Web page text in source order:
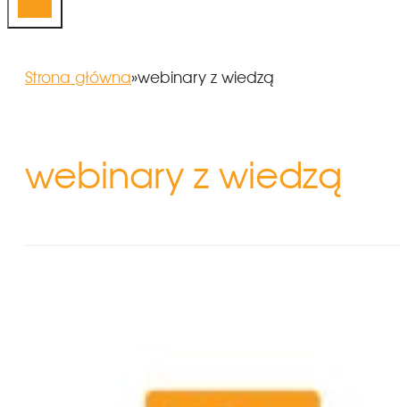
Strona główna»webinary z wiedzą
webinary z wiedzą